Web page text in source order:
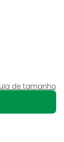
de tamanho